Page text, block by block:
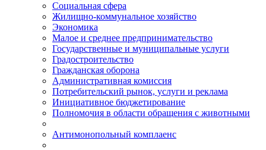
Социальная сфера
Жилищно-коммунальное хозяйство
Экономика
Малое и среднее предпринимательство
Государственные и муниципальные услуги
Градостроительство
Гражданская оборона
Административная комиссия
Потребительский рынок, услуги и реклама
Инициативное бюджетирование
Полномочия в области обращения с животными
Антимонопольный комплаенс